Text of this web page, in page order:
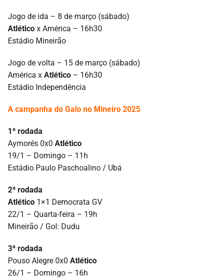
Jogo de ida – 8 de março (sábado)
Atlético x América – 16h30
Estádio Mineirão
Jogo de volta – 15 de março (sábado)
América x Atlético – 16h30
Estádio Independência
A campanha do Galo no Mineiro 2025
1ª rodada
Aymorés 0x0 Atlético
19/1 – Domingo – 11h
Estádio Paulo Paschoalino / Ubá
2ª rodada
Atlético 1×1 Democrata GV
22/1 – Quarta-feira – 19h
Mineirão / Gol: Dudu
3ª rodada
Pouso Alegre 0x0 Atlético
26/1 – Domingo – 16h